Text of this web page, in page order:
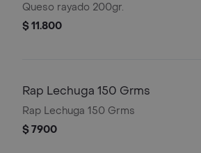
Queso rayado 200gr.
$ 11.800
Rap Lechuga 150 Grms
Rap Lechuga 150 Grms
$ 7900